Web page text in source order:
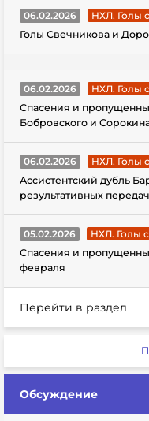
06.02.2026
НХЛ. Голы
Голы Свечникова и
06.02.2026
НХЛ. Голы
Спасения и
Бобровского и
06.02.2026
НХЛ. Голы
Ассистентский дубль
результативных
05.02.2026
НХЛ. Голы
Спасения и
февраля
Перейти в раздел
Обсуждение